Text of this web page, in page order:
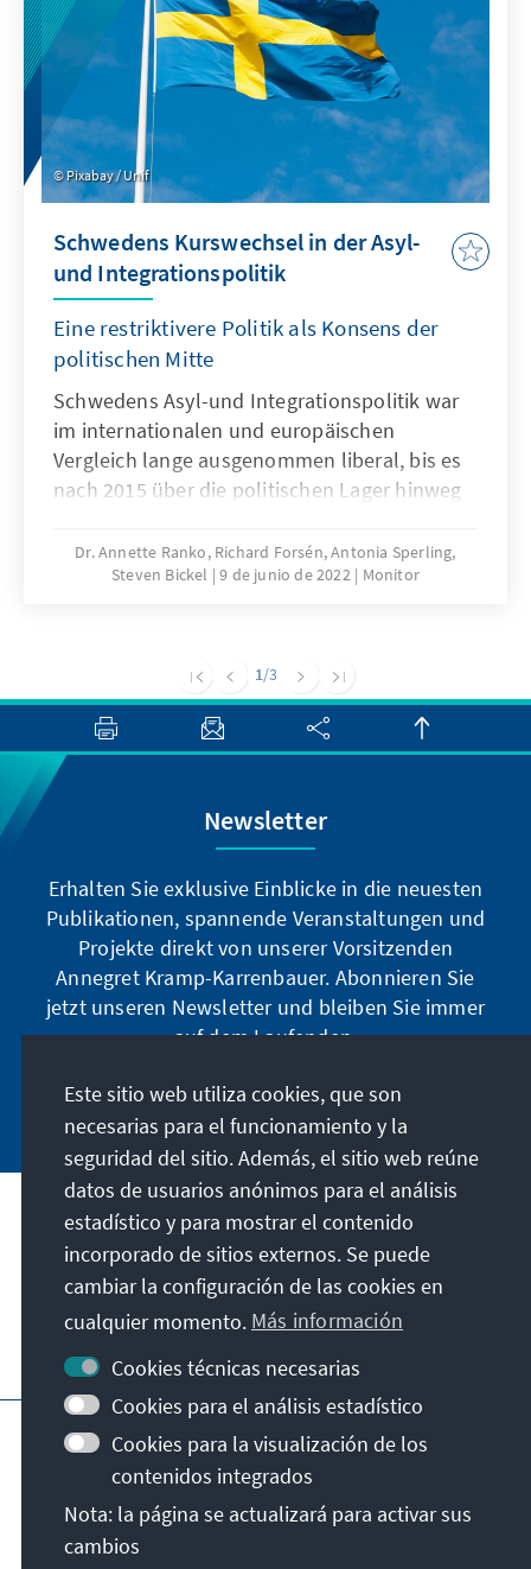
Pixabay / Unif
Schwedens Kurswechsel in der Asyl-
und Integrationspolitik
Eine restriktivere Politik als Konsens der
politischen Mitte
Schwedens Asyl-und Integrationspolitik war
im internationalen und europäischen
Vergleich lange ausgenommen liberal, bis es
nach 2015 über die politischen Lager hinweg
neue, restriktivere Kurs in der Asyl- und
Integrationspolitik auch nach der
darauf deuten auch die jüngsten Debatten um
die Ausschreitungen in migrantisch-geprägten
Vierteln rund um Ostern 2022.
Dr. Annette Ranko, Richard Forsén, Antonia Sperling,
Steven Bickel
9 de junio de 2022 Monitor
1/3
Newsletter
Erhalten Sie exklusive Einblicke in die neuesten
Publikationen, spannende Veranstaltungen und
Projekte direkt von unserer Vorsitzenden
Annegret Kramp-Karrenbauer. Abonnieren Sie
jetzt unseren Newsletter und bleiben Sie immer
auf dem Laufenden.
Jetzt abonnieren
Nuestra misión
Contacto
Otras ofertas de la fundación
Pie de imprenta
Condiciones de uso
Declaración sobre accesibilidad
Barriere melden
Mapa del sitio
© Konrad-Adenauer-Stiftung e.V. 2026
Este sitio web utiliza cookies, que son
necesarias para el funcionamiento y la
seguridad del sitio. Además, el sitio web reúne
datos de usuarios anónimos para el análisis
estadístico y para mostrar el contenido
incorporado de sitios externos. Se puede
cambiar la configuración de las cookies en
cualquier momento. Más información
Cookies técnicas necesarias
Cookies para el análisis estadístico
Cookies para la visualización de los
contenidos integrados
Nota: la página se actualizará para activar sus
cambios